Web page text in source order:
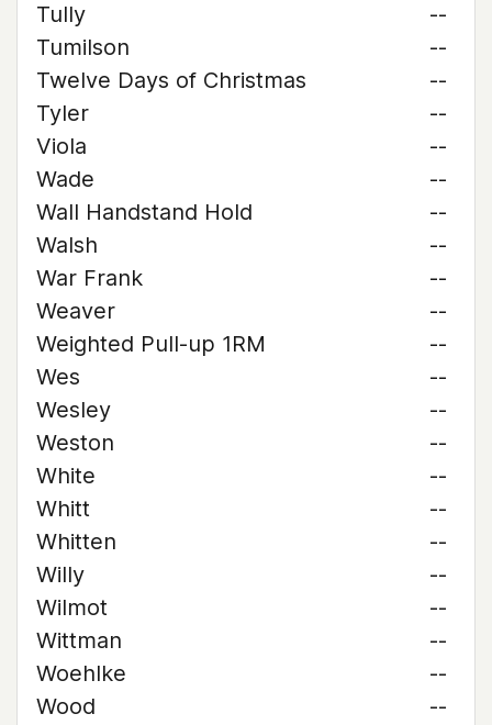
Tully
--
Tumilson
--
Twelve Days of Christmas
--
Tyler
--
Viola
--
Wade
--
Wall Handstand Hold
--
Walsh
--
War Frank
--
Weaver
--
Weighted Pull-up 1RM
--
Wes
--
Wesley
--
Weston
--
White
--
Whitt
--
Whitten
--
Willy
--
Wilmot
--
Wittman
--
Woehlke
--
Wood
--